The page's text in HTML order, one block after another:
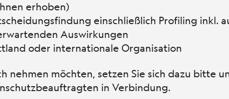
erhoben)
einschließlich Profiling inkl.
Auswirkungen
oder internationale Organisation
nehmen möchten, setzen Sie sich dazu bitte
in Verbindung.